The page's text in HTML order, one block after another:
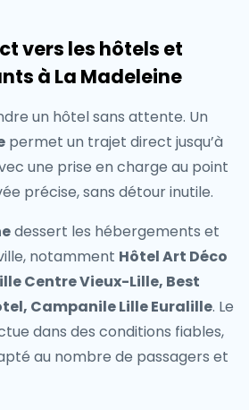
vers les hôtels et
à La Madeleine
un hôtel sans attente. Un
permet un trajet direct jusqu’à
une prise en charge au point
précise, sans détour inutile.
dessert les hébergements et
notamment Hôtel Art Déco
Centre Vieux-Lille, Best
Campanile Lille Euralille. Le
dans des conditions fiables,
au nombre de passagers et